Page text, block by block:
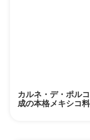
カルネ・デ・ポル
成の本格メキシコ